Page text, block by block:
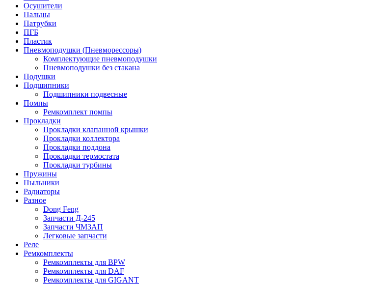
Осушители
Пальцы
Патрубки
ПГБ
Пластик
Пневмоподушки (Пневморессоры)
Комплектующие пневмоподушки
Пневмоподушки без стакана
Подушки
Подшипники
Подшипники подвесные
Помпы
Ремкомплект помпы
Прокладки
Прокладки клапанной крышки
Прокладки коллектора
Прокладки поддона
Прокладки термостата
Прокладки турбины
Пружины
Пыльники
Радиаторы
Разное
Dong Feng
Запчасти Д-245
Запчасти ЧМЗАП
Легковые запчасти
Реле
Ремкомплекты
Ремкомплекты для BPW
Ремкомплекты для DAF
Ремкомплекты для GIGANT